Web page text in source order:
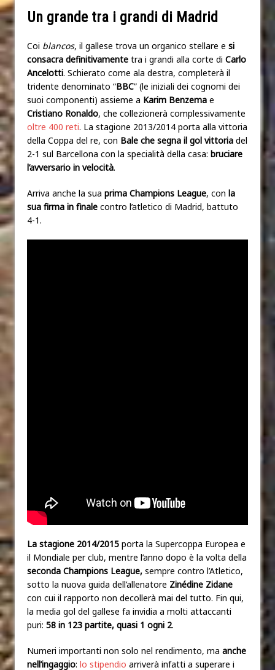
Un grande tra i grandi di Madrid
Coi blancos, il gallese trova un organico stellare e si
consacra definitivamente tra i grandi alla corte di Carlo
Ancelotti. Schierato come ala destra, completerà il
tridente denominato “BBC” (le iniziali dei cognomi dei
suoi componenti) assieme a Karim Benzema e
Cristiano Ronaldo, che collezionerà complessivamente
oltre 400 reti. La stagione 2013/2014 porta alla vittoria
della Coppa del re, con Bale che segna il gol vittoria del
2-1 sul Barcellona con la specialità della casa: bruciare
l’avversario in velocità.
Arriva anche la sua prima Champions League, con la
sua firma in finale contro l’atletico di Madrid, battuto
4-1.
La stagione 2014/2015 porta la Supercoppa Europea e
il Mondiale per club, mentre l’anno dopo è la volta della
seconda Champions League, sempre contro l’Atletico,
sotto la nuova guida dell’allenatore Zinédine Zidane
con cui il rapporto non decollerà mai del tutto. Fin qui,
la media gol del gallese fa invidia a molti attaccanti
puri: 58 in 123 partite, quasi 1 ogni 2.
Numeri importanti non solo nel rendimento, ma anche
nell’ingaggio: lo stipendio arriverà infatti a superare i